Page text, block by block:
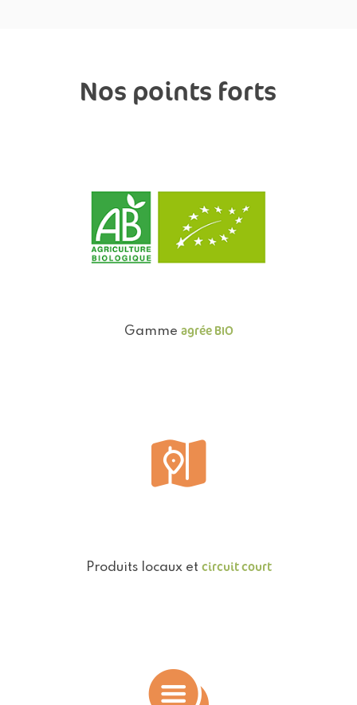
Nos points forts
Gamme agrée BIO
Produits locaux et circuit court